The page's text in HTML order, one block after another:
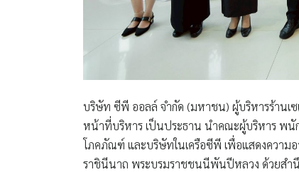
บริษัท ซีพี ออลล์ จำกัด (มหาชน) ผู้บริหารร้านเซ
หน้าที่บริหาร เป็นประธาน นำคณะผู้บริหาร พนั
โภคภัณฑ์ และบริษัทในเครือซีพี เพื่อแสดงความ
ราชินีนาถ พระบรมราชชนนีพันปีหลวง ด้วยสำ